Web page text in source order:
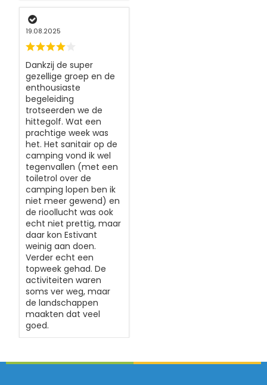
19.08.2025
Dankzij de super
gezellige groep en de
enthousiaste
begeleiding
trotseerden we de
hittegolf. Wat een
prachtige week was
het. Het sanitair op de
camping vond ik wel
tegenvallen (met een
toiletrol over de
camping lopen ben ik
niet meer gewend) en
de rioollucht was ook
echt niet prettig, maar
daar kon Estivant
weinig aan doen.
Verder echt een
topweek gehad. De
activiteiten waren
soms ver weg, maar
de landschappen
maakten dat veel
goed.